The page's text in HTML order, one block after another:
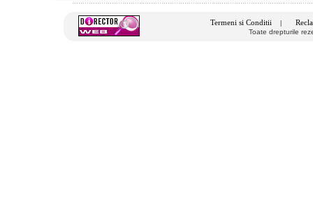
Termeni si Conditii
Toate drepturile